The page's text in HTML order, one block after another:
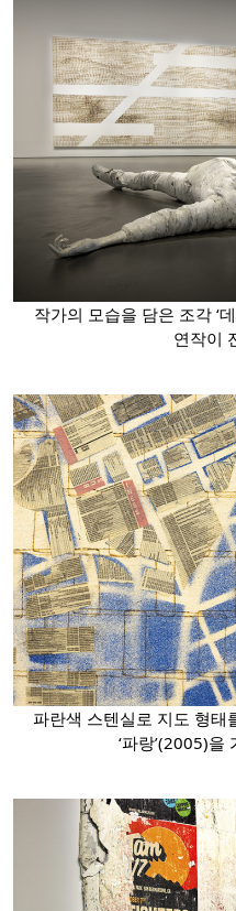
작가의 모습을 담은 조각 ‘
연작이
파란색 스텐실로 지도 형태
‘파랑’(2005)을